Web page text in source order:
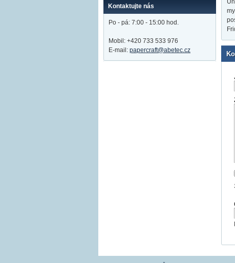
Kontaktujte nás
Po - pá: 7:00 - 15:00 hod.
Mobil: +420 733 533 976
E-mail: papercraft@abetec.cz